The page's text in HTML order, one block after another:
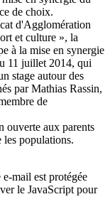
de choix.
d'Agglomération
et culture », la
à la mise en synergie
11 juillet 2014, qui
stage autour des
par Mathias Rassin,
de
ouverte aux parents
populations.
e-mail est protégée
le JavaScript pour